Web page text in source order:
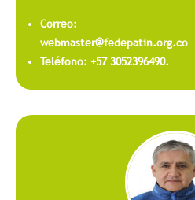
Correo:
webmaster@fedepatin.org.co
Teléfono: +57 3052396490.